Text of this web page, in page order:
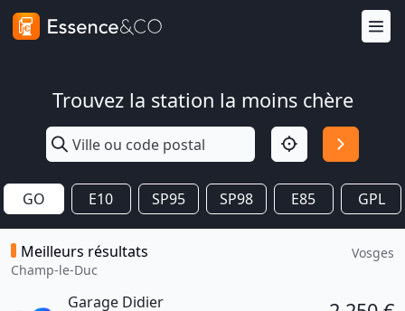
Trouvez la station la moins chère
GO E10 SP95 SP98 E85 GPL
Meilleurs résultats
Champ-le-Duc
Vosges
Garage Didier